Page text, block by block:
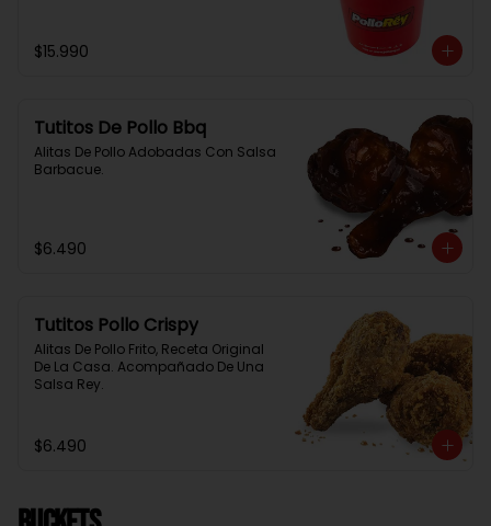
$15.990
Tutitos De Pollo Bbq
Alitas De Pollo Adobadas Con Salsa
Barbacue.
$6.490
Tutitos Pollo Crispy
Alitas De Pollo Frito, Receta Original
De La Casa. Acompañado De Una
Salsa Rey.
$6.490